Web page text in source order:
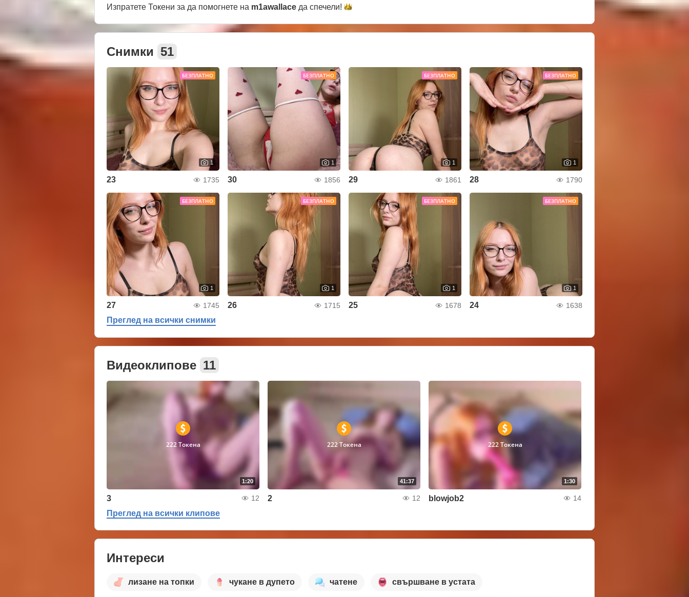
Изпратете Токени за да помогнете на m1awallace да спечели!
Снимки 51
БЕЗПЛАТНО
1
23 1735
БЕЗПЛАТНО
1
30 1856
БЕЗПЛАТНО
1
29 1861
БЕЗПЛАТНО
1
28 1790
БЕЗПЛАТНО
1
27 1745
БЕЗПЛАТНО
1
26 1715
БЕЗПЛАТНО
1
25 1678
БЕЗПЛАТНО
1
24 1638
Преглед на всички снимки
Видеоклипове 11
1:20
222 Токена
3 12
41:37
222 Токена
2 12
1:30
222 Токена
blowjob2 14
Преглед на всички клипове
Интереси
лизане на топки чукане в дупето чатене свършване в устата